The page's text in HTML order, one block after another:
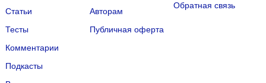
Статьи
Тесты
Комментарии
Подкасты
Авторам
Публичная оферта
Обратная связь